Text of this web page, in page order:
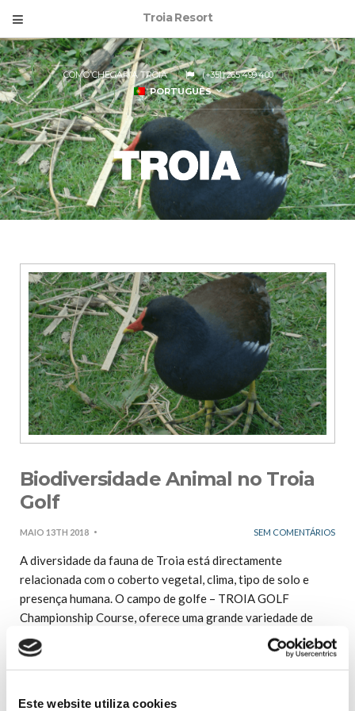
Este website utiliza cookies
Troia Resort
COMO CHEGAR A TROIA
(+351) 265 499 400
PORTUGUÊS
Biodiversidade Animal no Troia
Golf
MAIO 13TH 2018 SEM COMENTÁRIOS
A diversidade da fauna de Troia está directamente
relacionada com o coberto vegetal, clima, tipo de solo e
presença humana. O campo de golfe – TROIA GOLF
Championship Course, oferece uma grande variedade de
habitats numa área reduzida, tais como pinhais, matos, áreas
relvadas, dunas e lagos de água doce, os quais atraem
diversas espécies de fauna. Nas aves, destaca-se a Poupa